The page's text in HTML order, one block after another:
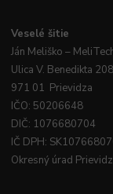
Veselé šitie
Ján Meliško –
Ulica V. Benedikta
971 01 Prievidza
IČO: 50206648
DIČ: 1076680704
IČ DPH:
Okresný úrad